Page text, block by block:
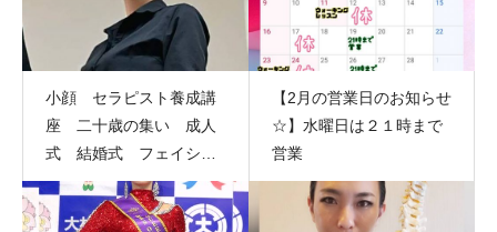
小顔 セラピスト養成講
座 二十歳の集い 成人
式 結婚式 フェイシャ
ルエステ
【2月の営業日のお知らせ
☆】水曜日は２１時まで
営業